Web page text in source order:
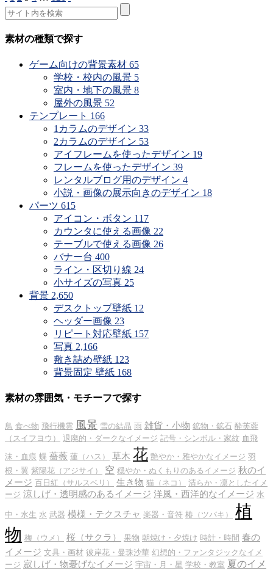
素材の種類で探す
ゲーム向けの背景素材 65
学校・校内の風景 5
室内・地下の風景 8
屋外の風景 52
テンプレート 166
1カラムのデザイン 33
2カラムのデザイン 53
アイフレームを使ったデザイン 19
フレームを使ったデザイン 39
レンタルブログ用のデザイン 4
小説・画像の展示向きのデザイン 18
パーツ 615
アイコン・ボタン 117
カウンタに使える画像 22
テーブルで使える画像 26
バナー台 400
ライン・区切り線 24
小サイズの写真 25
背景 2,650
デスクトップ壁紙 12
ヘッダー画像 23
リピート対応壁紙 157
写真 2,166
敷き詰め壁紙 123
背景固定 壁紙 168
素材の雰囲気・モチーフで探す
鳥 食べ物 飛行機雲 風景 雪の結晶 雨 雑貨・小物 鉱物・鉱石 酔芙蓉
（スイフヨウ）
退廃的・ダークなイメージ 記号・シンボル・家紋 血飛
沫・血痕 蝶 薔薇 蓮（ハス） 草木 花 艶やか・雅やかなイメージ 羽
根・翼 紫陽花（アジサイ） 空 穏やか・ぬくもりのあるイメージ 秋のイ
メージ 百日紅（サルスベリ） 生き物 猫（ネコ）
清らか・凛としたイメ
ージ 涼しげ・透明感のあるイメージ 洋風・西洋的なイメージ 水
中・水生 水 武器 模様・テクスチャ 楽器・音符 椿（ツバキ）
植
物 梅（ウメ） 桜（サクラ） 果物 朝焼け・夕焼け 時計・時間 春の
イメージ 文具・画材 彼岸花・曼珠沙華 幻想的・ファンタジックなイメ
ージ 寂しげ・物憂げなイメージ 宇宙・月・星 学校・教室 夏のイメ